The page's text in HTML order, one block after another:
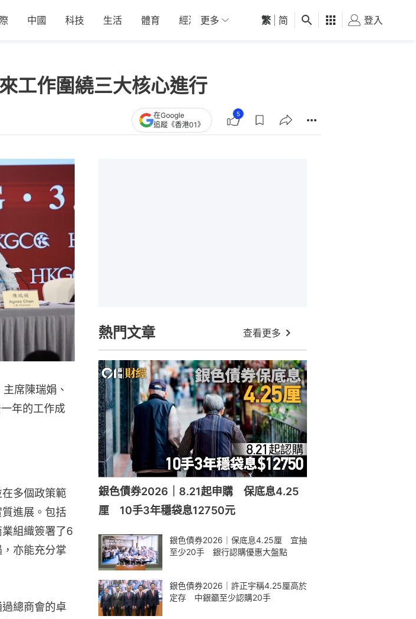
中國 科技 生活 體育 經濟 01深圳 觀點 健康 好食玩飛
更多 繁 简 登入
工作圍繞三大核心進行
在Google
追蹤《香港01》
5
席陳瑞娟、
年的工作成
多個政策範
進展。包括
組織簽署了6
亦能充分掌
總商會的卓
熱門文章 查看更多
銀色債券2026｜8.21起申購 保底息4.25
厘 10手3年穩袋息12750元
銀色債券2026｜保底息4.25厘 宜抽
至少20手 銀行認購優惠大盤點
銀色債券2026｜許正宇稱4.25厘高於
定存 中銀籲至少認購20手